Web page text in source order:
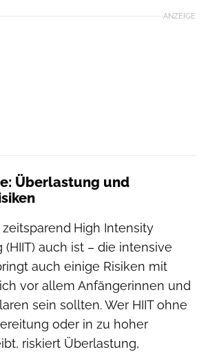
ANZEIGE
Überlastung und
High Intensity
(HIIT) auch ist – die intensive
auch einige Risiken mit
vor allem Anfängerinnen und
sein sollten. Wer HIIT ohne
oder in zu hoher
riskiert Überlastung,